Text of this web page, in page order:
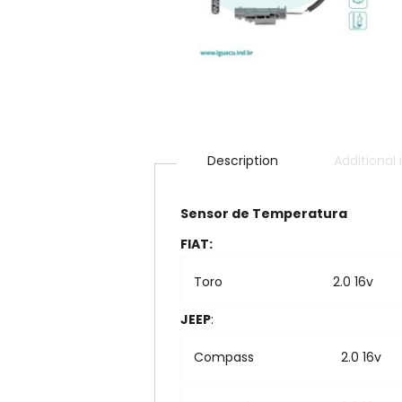
Description
Sensor de Temperatura
FIAT:
Toro 2.0 16v
JEEP:
Compass 2.0 16v